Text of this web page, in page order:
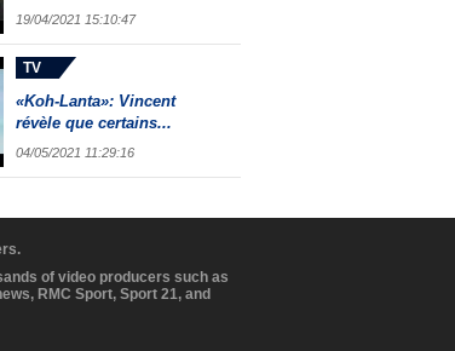
19/04/2021 15:10:47
TV
«Koh-Lanta»: Vincent
révèle que certains...
04/05/2021 11:29:16
of video producers such as
RMC Sport, Sport 21, and